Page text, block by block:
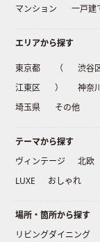
マンション
一戸建
エリアから探す
東京都 （ 渋谷
江東区
） 神奈
埼玉県
その他
テーマから探す
ヴィンテージ
北欧
LUXE
おしゃれ
場所・箇所から探す
リビングダイニング